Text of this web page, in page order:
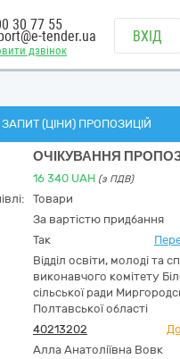
дзвінок
30 77 55
tender.ua ВХІД
ЗАПИТ (ЦІНИ) ПРОПОЗИЦІЙ
ОЧІКУВАННЯ
16 340 UAH (з ПДВ)
Товари
За вартістю придбання
Так
Відділ освіти, молоді та
виконавчого комітету
сільської ради
Полтавської області
40213202
Алла Анатоліївна Вовк